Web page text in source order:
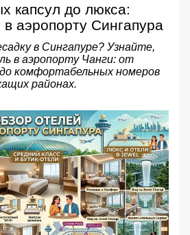
капсул до люкса:
аэропорту Сингапура
в Сингапуре? Узнайте,
в аэропорту Чанги: от
комфортабельных номеров
районах.